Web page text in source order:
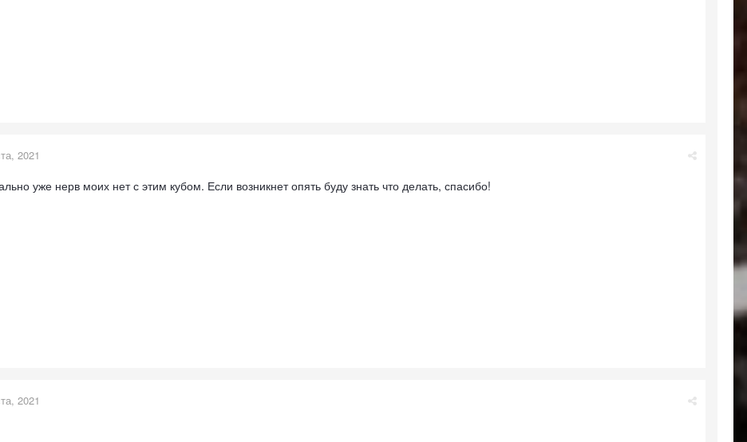
2021
уже нерв моих нет с этим кубом. Если возникнет опять буду знать что делать, спасибо!
2021